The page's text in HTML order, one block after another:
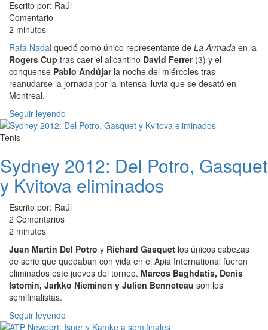
Escrito por: Raúl
Comentario
2 minutos
Rafa Nadal quedó como único representante de La Armada en la
Rogers Cup tras caer el alicantino David Ferrer (3) y el
conquense Pablo Andújarla noche del miércoles tras
reanudarse la jornada por la intensa lluvia que se desató en
Montreal.
Seguir leyendo
Tenis
Sydney 2012: Del Potro, Gasquet
y Kvitova eliminados
Escrito por: Raúl
2 Comentarios
2 minutos
Juan Martin Del Potro y Richard Gasquet los únicos cabezas
de serie que quedaban con vida en el Apia International fueron
eliminados este jueves del torneo. Marcos Baghdatis, Denis
Istomin, Jarkko Nieminen y Julien Benneteau son los
semifinalistas.
Seguir leyendo